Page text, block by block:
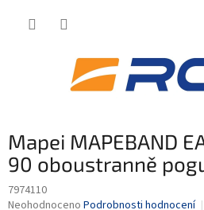
Mapei MAPEBAND
90 oboustranně
7974110
Průměrné
Neohodnoceno Podrobnosti hodnocení